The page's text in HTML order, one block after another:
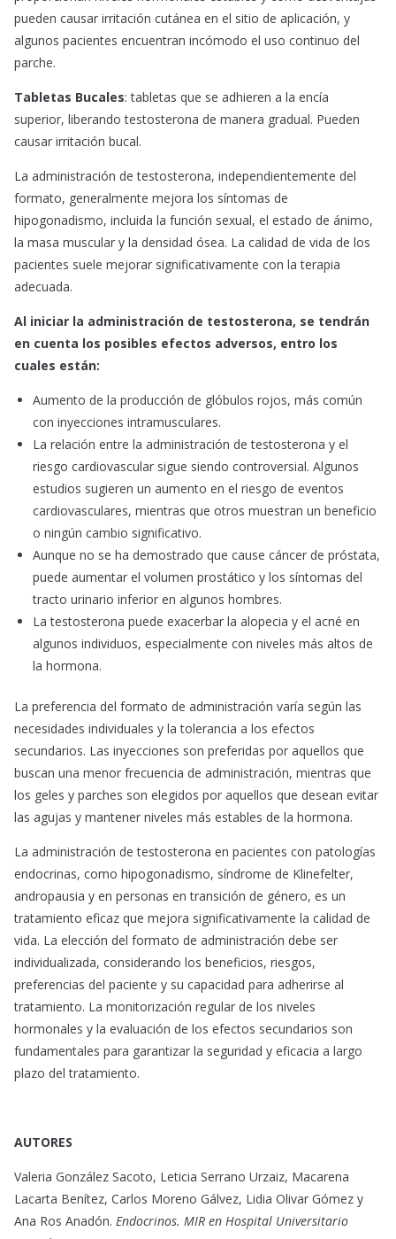
pueden causar irritación cutánea en el sitio de aplicación, y
algunos pacientes encuentran incómodo el uso continuo del
parche.
Tabletas Bucales: tabletas que se adhieren a la encía
superior, liberando testosterona de manera gradual. Pueden
causar irritación bucal.
La administración de testosterona, independientemente del
formato, generalmente mejora los síntomas de
hipogonadismo, incluida la función sexual, el estado de ánimo,
la masa muscular y la densidad ósea. La calidad de vida de los
pacientes suele mejorar significativamente con la terapia
adecuada.
Al iniciar la administración de testosterona, se tendrán
en cuenta los posibles efectos adversos, entro los
cuales están:
Aumento de la producción de glóbulos rojos, más común
con inyecciones intramusculares.
La relación entre la administración de testosterona y el
riesgo cardiovascular sigue siendo controversial. Algunos
estudios sugieren un aumento en el riesgo de eventos
cardiovasculares, mientras que otros muestran un beneficio
o ningún cambio significativo.
Aunque no se ha demostrado que cause cáncer de próstata,
puede aumentar el volumen prostático y los síntomas del
tracto urinario inferior en algunos hombres.
La testosterona puede exacerbar la alopecia y el acné en
algunos individuos, especialmente con niveles más altos de
la hormona.
La preferencia del formato de administración varía según las
necesidades individuales y la tolerancia a los efectos
secundarios. Las inyecciones son preferidas por aquellos que
buscan una menor frecuencia de administración, mientras que
los geles y parches son elegidos por aquellos que desean evitar
las agujas y mantener niveles más estables de la hormona.
La administración de testosterona en pacientes con patologías
endocrinas, como hipogonadismo, síndrome de Klinefelter,
andropausia y en personas en transición de género, es un
tratamiento eficaz que mejora significativamente la calidad de
vida. La elección del formato de administración debe ser
individualizada, considerando los beneficios, riesgos,
preferencias del paciente y su capacidad para adherirse al
tratamiento. La monitorización regular de los niveles
hormonales y la evaluación de los efectos secundarios son
fundamentales para garantizar la seguridad y eficacia a largo
plazo del tratamiento.
AUTORES
Valeria González Sacoto, Leticia Serrano Urzaiz, Macarena
Lacarta Benítez, Carlos Moreno Gálvez, Lidia Olivar Gómez y
Ana Ros Anadón. Endocrinos. MIR en Hospital Universitario